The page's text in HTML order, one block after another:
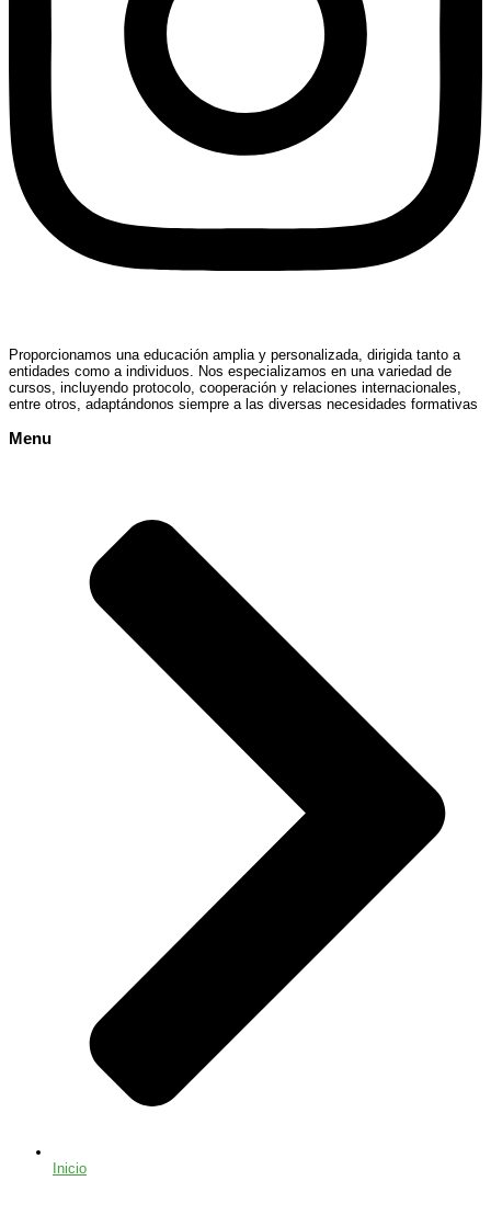
Proporcionamos una educación amplia y personalizada, dirigida tanto a
entidades como a individuos. Nos especializamos en una variedad de
cursos, incluyendo protocolo, cooperación y relaciones internacionales,
entre otros, adaptándonos siempre a las diversas necesidades formativas
Menu
Inicio